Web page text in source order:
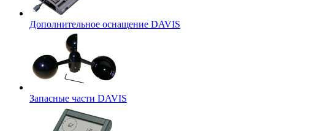
Дополнительное оснащение DAVIS
Запасные части DAVIS